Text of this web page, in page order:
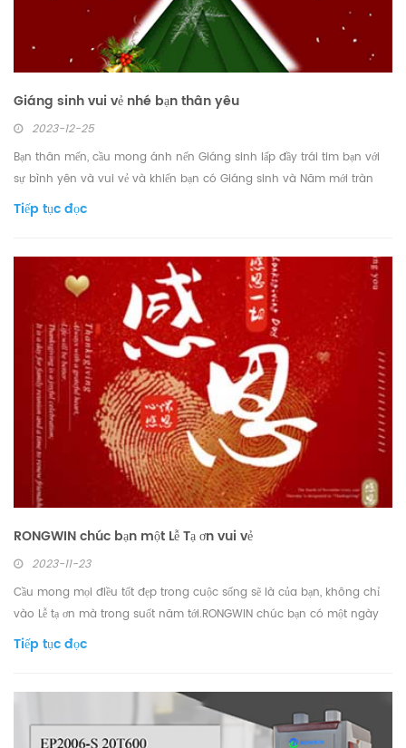
Giáng sinh vui vẻ nhé bạn thân yêu
2023-12-25
Bạn thân mến, cầu mong ánh nến Giáng sinh lấp đầy trái tim bạn với
sự bình yên và vui vẻ và khiến bạn có Giáng sinh và Năm mới tràn
ngập tình yêu
Tiếp tục đọc
RONGWIN chúc bạn một Lễ Tạ ơn vui vẻ
2023-11-23
Cầu mong mọi điều tốt đẹp trong cuộc sống sẽ là của bạn, không chỉ
vào Lễ tạ ơn mà trong suốt năm tới.RONGWIN chúc bạn có một ngày
tốt lành
Tiếp tục đọc